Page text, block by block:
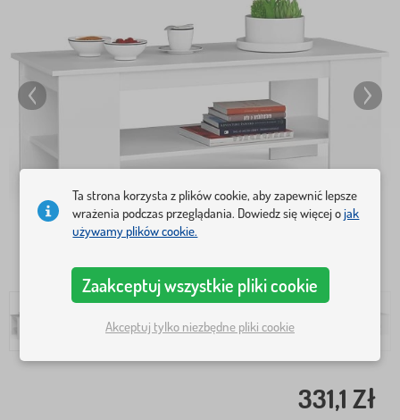
331,1 Zł
Ta strona korzysta z plików cookie, aby zapewnić lepsze
wrażenia podczas przeglądania. Dowiedz się więcej ojak
używamy plików cookie.
Zaakceptuj wszystkie pliki cookie
Akceptuj tylko niezbędne pliki cookie